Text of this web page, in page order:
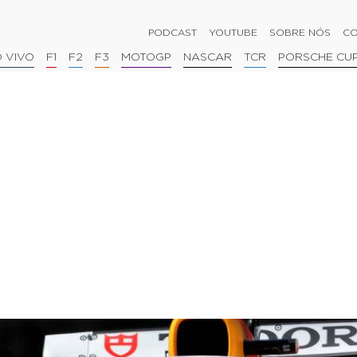
PODCAST YOUTUBE SOBRE NÓS
VIVO F1 F2 F3 MOTOGP NASCAR TCR PORSCHE